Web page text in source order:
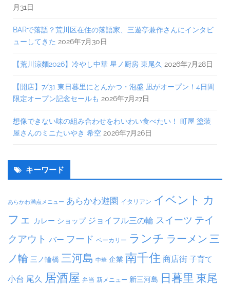
月31日
BARで落語？荒川区在住の落語家、三遊亭兼作さんにインタビ
ューしてきた 2026年7月30日
【荒川涼麵2026】冷やし中華 星ノ厨房 東尾久 2026年7月28日
【開店】7/31 東日暮里にとんかつ・泡盛 凪がオープン！4日間
限定オープン記念セールも 2026年7月27日
想像できない味の組み合わせをわいわい食べたい！ 町屋 塗装
屋さんのミニたいやき 希空 2026年7月26日
キーワード
あらかわ満点メニュー あらかわ遊園 イタリアン イベント カ
フェ カレー ショップ ジョイフル三の輪 スイーツ テイ
クアウト バー フード ベーカリー ランチ ラーメン 三
ノ輪 三ノ輪橋 三河島 中華 企業 南千住 商店街 子育て
小台 尾久 居酒屋 弁当 新メニュー 新三河島 日暮里 東尾